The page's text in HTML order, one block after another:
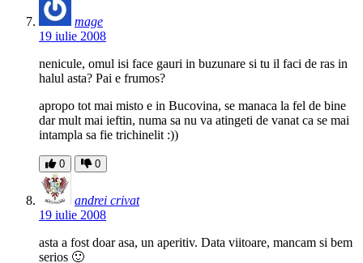
mage
19 iulie 2008
nenicule, omul isi face gauri in buzunare si tu il faci de ras in
halul asta? Pai e frumos?
apropo tot mai misto e in Bucovina, se manaca la fel de bine
dar mult mai ieftin, numa sa nu va atingeti de vanat ca se mai
intampla sa fie trichinelit :))
0 0
andrei crivat
19 iulie 2008
asta a fost doar asa, un aperitiv. Data viitoare, mancam si bem
serios 🙂